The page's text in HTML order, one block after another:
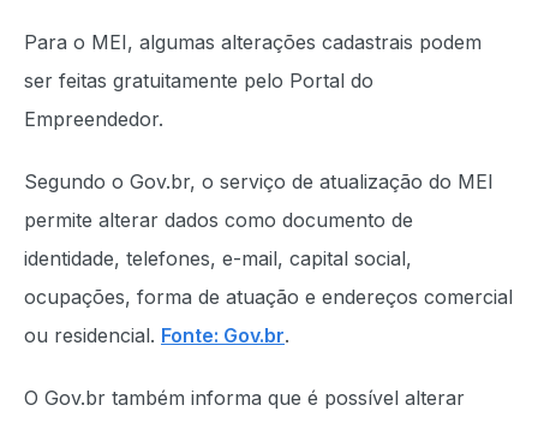
Para o MEI, algumas alterações cadastrais podem
ser feitas gratuitamente pelo Portal do
Empreendedor.
Segundo o Gov.br, o serviço de atualização do MEI
permite alterar dados como documento de
identidade, telefones, e-mail, capital social,
ocupações, forma de atuação e endereços comercial
ou residencial. Fonte: Gov.br.
O Gov.br também informa que é possível alterar